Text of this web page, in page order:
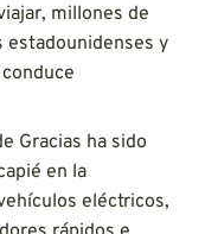
millones de
y
Gracias ha sido
en la
eléctricos,